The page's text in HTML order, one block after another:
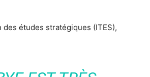
études stratégiques (ITES),